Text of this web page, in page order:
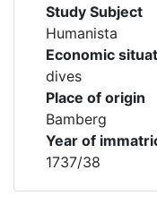
Study Subject
Humanista
Economic
dives
Place of origin
Bamberg
Year of
1737/38